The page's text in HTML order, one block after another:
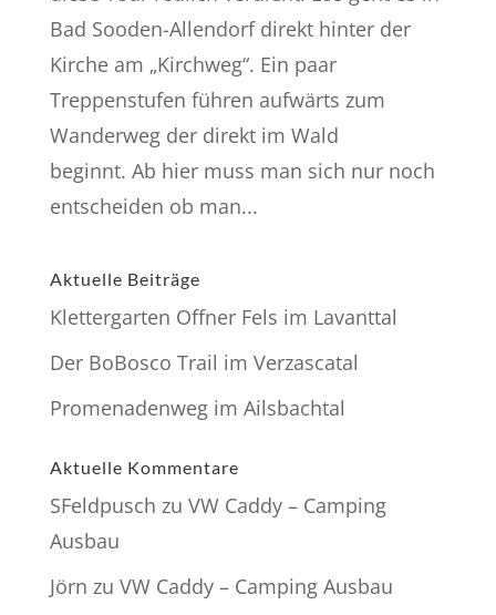
Bad Sooden-Allendorf direkt hinter der
Kirche am „Kirchweg“. Ein paar
Treppenstufen führen aufwärts zum
Wanderweg der direkt im Wald
beginnt. Ab hier muss man sich nur noch
entscheiden ob man...
Aktuelle Beiträge
Klettergarten Offner Fels im Lavanttal
Der BoBosco Trail im Verzascatal
Promenadenweg im Ailsbachtal
Aktuelle Kommentare
SFeldpusch zu VW Caddy – Camping
Ausbau
Jörn zu VW Caddy – Camping Ausbau